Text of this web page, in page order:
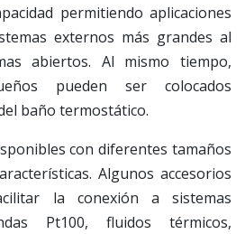
permitiendo aplicaciones
externos más grandes al
abiertos. Al mismo tiempo,
pueden ser colocados
baño termostático.
con diferentes tamaños
Algunos accesorios
la conexión a sistemas
Pt100, fluidos térmicos,